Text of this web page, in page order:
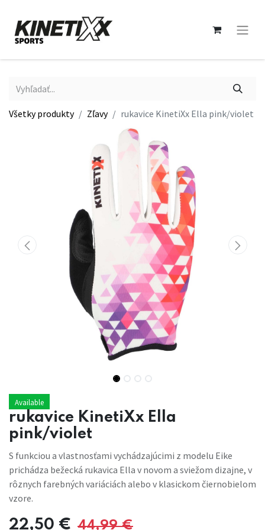
Všetky produkty Zľavy rukavice KinetiXx Ella pink/violet
Available
rukavice KinetiXx Ella
pink/violet
S funkciou a vlastnosťami vychádzajúcimi z modelu Eike
prichádza bežecká rukavica Ella v novom a sviežom dizajne, v
rôznych farebných variáciách alebo v klasickom čiernobielom
vzore.
22,50 € 44,99€